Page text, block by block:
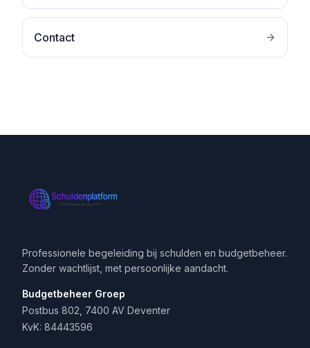
Contact
Professionele begeleiding bij schulden en budgetbeheer.
Zonder wachtlijst, met persoonlijke aandacht.
Budgetbeheer Groep
Postbus 802, 7400 AV Deventer
KvK: 84443596